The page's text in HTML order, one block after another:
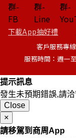
下載App抽好禮
客戶服務專
服務時間：週一
提示訊息
發生未預期錯誤,請
Close
×
請移駕到商周App